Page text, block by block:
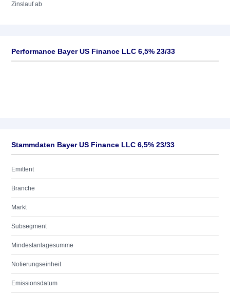
Zinslauf ab
Performance Bayer US Finance LLC 6,5% 23/33
Stammdaten Bayer US Finance LLC 6,5% 23/33
Emittent
Branche
Markt
Subsegment
Mindestanlagesumme
Notierungseinheit
Emissionsdatum